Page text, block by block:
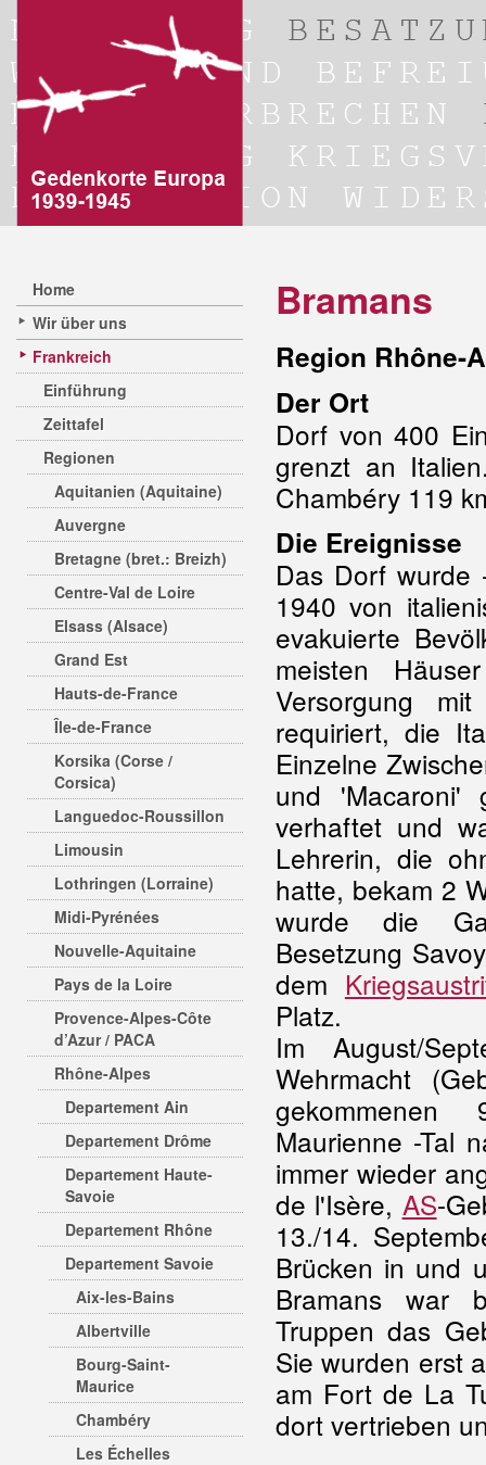
Home
Wir über uns
Frankreich
Einführung
Zeittafel
Regionen
Aquitanien (Aquitaine)
Auvergne
Bretagne (bret.: Breizh)
Centre-Val de Loire
Elsass (Alsace)
Grand Est
Hauts-de-France
Île-de-France
Korsika (Corse /
Corsica)
Languedoc-Roussillon
Limousin
Lothringen (Lorraine)
Midi-Pyrénées
Nouvelle-Aquitaine
Pays de la Loire
Provence-Alpes-Côte
d’Azur / PACA
Rhône-Alpes
Departement Ain
Departement Drôme
Departement Haute-
Savoie
Departement Rhône
Departement Savoie
Aix-les-Bains
Albertville
Bourg-Saint-
Maurice
Chambéry
Les Échelles
Bramans
Region Rhône-
Der Ort
Dorf von 400
grenzt an
Chambéry 119
Die Ereignisse
Das Dorf wurde
1940 von
evakuierte
meisten
Versorgung
requiriert, die
Einzelne
und 'Macaroni'
verhaftet und
Lehrerin, die
hatte, bekam 2
wurde die
Besetzung
dem
Platz.
Im August/
Wehrmacht
gekommenen
Maurienne -Tal
immer wieder
de l'Isère, AS-
13./14.
Brücken in und
Bramans war
Truppen das
Sie wurden erst
am Fort de La
dort vertrieben